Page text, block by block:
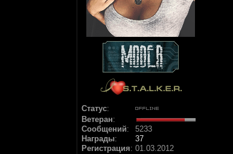
Статус:
Ветеран:
Сообщений:
5233
Награды:
37
Регистрация: 01.03.2012